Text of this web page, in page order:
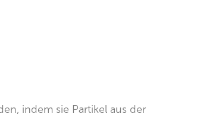
indem sie Partikel aus der